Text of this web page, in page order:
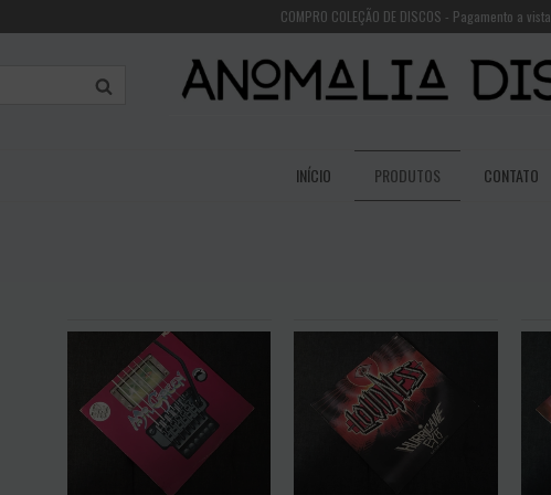
COMPRO COLEÇÃO DE DISCOS - Pagamento a vista.
INÍCIO PRODUTOS CONTATO